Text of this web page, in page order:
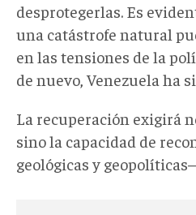
desprotegerlas. Es
una catástrofe natural
en las tensiones de la
de nuevo, Venezuela ha
La recuperación exigirá
sino la capacidad de
geológicas y